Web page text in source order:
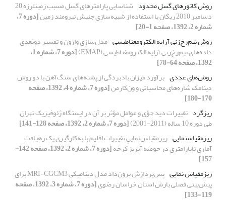
روش کاتوره‏ای گسل محدود
شناسایی پارامترهای گسل مسبب زمین‏لرزه 20
دسامبر 2010 ریگان با استفاده از شبیه‌سازی جنبش نیرومند زمین [دوره 7،
شماره 2، 1392، صفحه 1-20]
روش نیم‌رخ‌‌زنی آرایه الکترومغناطیسی مدل‌سازی وارون و تفسیر دو‌بُعدی
داده‌‌های نیم‌رخ‌‌زنی آرایه الکترومغناطیسی (EMAP) [دوره 7، شماره 1،
1392، صفحه 64-78]
روش‌های عددی برآورد میزان بادبردگی از پشته‌های سنگ‌آهن با دو روش
دینامک شاره‌های محاسباتی و ون‌کارمن‌‌ [دوره 7، شماره 4، 1392، صفحه
170-180]
ریزگرد تغییرات دید جوّی و عوامل مؤثر بر آن در ایستگاه ژئوفیزیک تهران
طی دوره 10 ساله (2011-2001)
[دوره 7، شماره 2، 1392، صفحه 128-141]
ریزمقیاس­نمایی ریزمقیاس‌نماییِ تغییرات اقلیم با به‌کارگیری یک رهیافت
آماری ناپارامتری در حوضه آبریز کرخه [دوره 7، شماره 2، 1392، صفحه 142-
157]
ریزمقیاس نمایی
پس‌پردازش برون‌داد مدل دینامیکی MRI-CGCM3 برای
پیش‌بینی فصلی بارش استان خراسان رضوی [دوره 7، شماره 3، 1392، صفحه
119-133]